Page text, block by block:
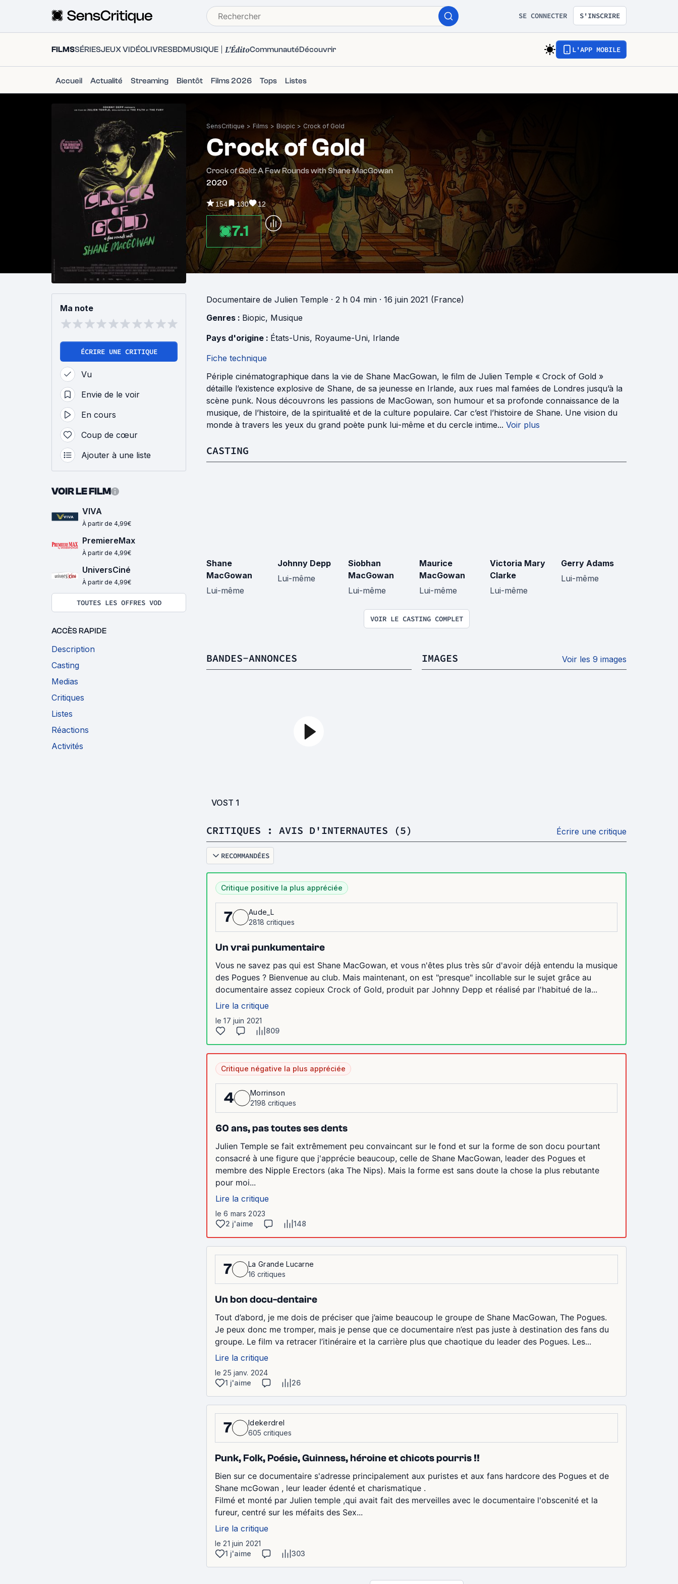
SE CONNECTER S'INSCRIRE
FILMSSÉRIESJEUX VIDÉOLIVRESBDMUSIQUE L'ÉditoCommunautéDécouvrir L'APP MOBILE
Accueil Actualité Streaming Bientôt Films 2026 Tops Listes
SensCritique > Films > Biopic > Crock of Gold
Crock of Gold
Crock of Gold: A Few Rounds with Shane MacGowan
2020
154 130 12
7.1
Ma note
ÉCRIRE UNE CRITIQUE
Vu
Envie de le voir
En cours
Coup de cœur
Ajouter à une liste
VOIR LE FILM
VIVA
À partir de 4,99€
PremiereMax
À partir de 4,99€
UniversCiné
À partir de 4,99€
TOUTES LES OFFRES VOD
ACCÈS RAPIDE
Description
Casting
Medias
Critiques
Listes
Réactions
Activités
Documentaire de Julien Temple · 2 h 04 min · 16 juin 2021 (France)
Genres : Biopic, Musique
Pays d'origine : États-Unis, Royaume-Uni, Irlande
Fiche technique
Périple cinématographique dans la vie de Shane MacGowan, le film de Julien Temple « Crock of Gold »
détaille l’existence explosive de Shane, de sa jeunesse en Irlande, aux rues mal famées de Londres jusqu’à la
scène punk. Nous découvrons les passions de MacGowan, son humour et sa profonde connaissance de la
musique, de l’histoire, de la spiritualité et de la culture populaire. Car c’est l’histoire de Shane. Une vision du
monde à travers les yeux du grand poète punk lui-même et du cercle intime... Voir plus
CASTING
Shane
MacGowan
Lui-même
Johnny Depp
Lui-même
Siobhan
MacGowan
Lui-même
Maurice
MacGowan
Lui-même
Victoria Mary
Clarke
Lui-même
Gerry Adams
Lui-même
VOIR LE CASTING COMPLET
BANDES-ANNONCES
VOST 1
IMAGES Voir les 9 images
CRITIQUES : AVIS D'INTERNAUTES (5) Écrire une critique
RECOMMANDÉES
Critique positive la plus appréciée
7
Aude_L
2818 critiques
Un vrai punkumentaire
Vous ne savez pas qui est Shane MacGowan, et vous n'êtes plus très sûr d'avoir déjà entendu la musique
des Pogues ? Bienvenue au club. Mais maintenant, on est "presque" incollable sur le sujet grâce au
documentaire assez copieux Crock of Gold, produit par Johnny Depp et réalisé par l'habitué de la...
Lire la critique
le 17 juin 2021
809
Critique négative la plus appréciée
4
Morrinson
2198 critiques
60 ans, pas toutes ses dents
Julien Temple se fait extrêmement peu convaincant sur le fond et sur la forme de son docu pourtant
consacré à une figure que j'apprécie beaucoup, celle de Shane MacGowan, leader des Pogues et
membre des Nipple Erectors (aka The Nips). Mais la forme est sans doute la chose la plus rebutante
pour moi...
Lire la critique
le 6 mars 2023
2 j'aime
148
7
La Grande Lucarne
16 critiques
Un bon docu-dentaire
Tout d’abord, je me dois de préciser que j’aime beaucoup le groupe de Shane MacGowan, The Pogues.
Je peux donc me tromper, mais je pense que ce documentaire n’est pas juste à destination des fans du
groupe. Le film va retracer l’itinéraire et la carrière plus que chaotique du leader des Pogues. Les...
Lire la critique
le 25 janv. 2024
1 j'aime
26
7
ldekerdrel
605 critiques
Punk, Folk, Poésie, Guinness, héroine et chicots pourris !!
Bien sur ce documentaire s'adresse principalement aux puristes et aux fans hardcore des Pogues et de
Shane mcGowan , leur leader édenté et charismatique .
Filmé et monté par Julien temple ,qui avait fait des merveilles avec le documentaire l'obscenité et la
fureur, centré sur les méfaits des Sex...
Lire la critique
le 21 juin 2021
1 j'aime
303